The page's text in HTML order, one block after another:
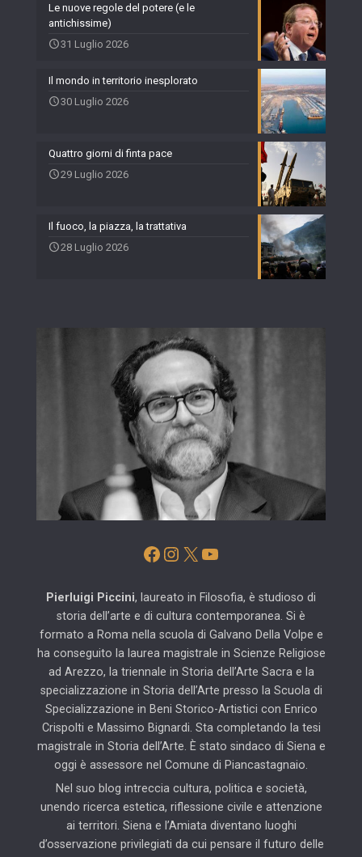
Le nuove regole del potere (e le
antichissime)
31 Luglio 2026
Il mondo in territorio inesplorato
30 Luglio 2026
Quattro giorni di finta pace
29 Luglio 2026
Il fuoco, la piazza, la trattativa
28 Luglio 2026
Facebook
Instagram
X YouTube
Pierluigi Piccini, laureato in Filosofia, è studioso di
storia dell’arte e di cultura contemporanea. Si è
formato a Roma nella scuola di Galvano Della Volpe e
ha conseguito la laurea magistrale in Scienze Religiose
ad Arezzo, la triennale in Storia dell’Arte Sacra e la
specializzazione in Storia dell’Arte presso la Scuola di
Specializzazione in Beni Storico-Artistici con Enrico
Crispolti e Massimo Bignardi. Sta completando la tesi
magistrale in Storia dell’Arte. È stato sindaco di Siena e
oggi è assessore nel Comune di Piancastagnaio.
Nel suo blog intreccia cultura, politica e società,
unendo ricerca estetica, riflessione civile e attenzione
ai territori. Siena e l’Amiata diventano luoghi
d’osservazione privilegiati da cui pensare il futuro delle